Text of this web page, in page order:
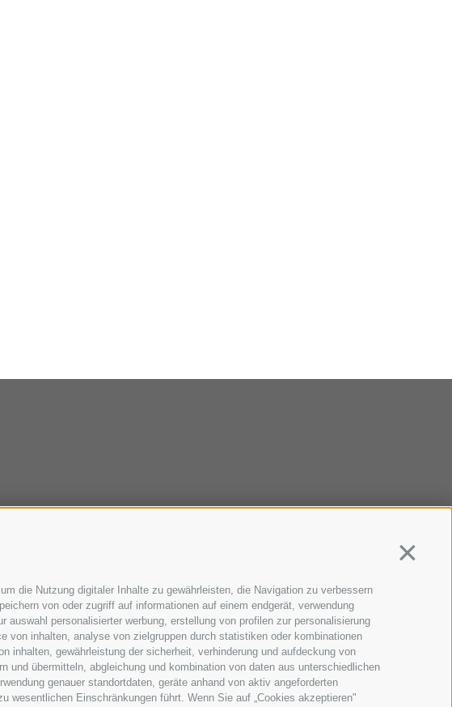
die Nutzung digitaler Inhalte zu gewährleisten, die Navigation zu verbessern
von oder zugriff auf informationen auf einem endgerät, verwendung
personalisierter werbung, erstellung von profilen zur personalisierung
von inhalten, analyse von zielgruppen durch statistiken oder kombinationen
inhalten, gewährleistung der sicherheit, verhinderung und aufdeckung von
und übermitteln, abgleichung und kombination von daten aus unterschiedlichen
genauer standortdaten, geräte anhand von aktiv angeforderten
Einschränkungen führt. Wenn Sie auf „Cookies akzeptieren"